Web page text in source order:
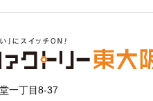
一丁目8-37